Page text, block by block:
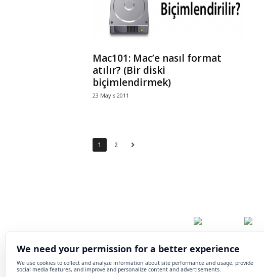
Mac101: Mac’e nasıl format
atılır? (Bir diski
biçimlendirmek)
23 Mayıs 2011
1 2